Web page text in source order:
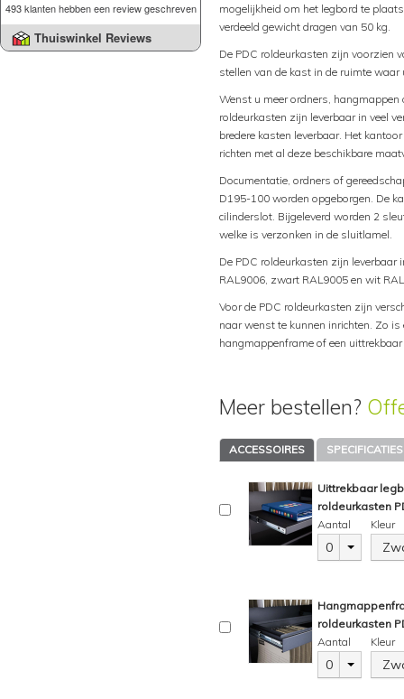
493 klanten hebben een review geschreven
Thuiswinkel Reviews
mogelijkheid om het legbord te
verdeeld gewicht dragen van 50 kg.
De PDC roldeurkasten zijn voorzien
stellen van de kast in de ruimte
Wenst u meer ordners, hangmappen
roldeurkasten zijn leverbaar in veel
bredere kasten leverbaar. Het
richten met al deze beschikbare
Documentatie, ordners of
D195-100 worden opgeborgen. De
cilinderslot. Bijgeleverd worden 2
welke is verzonken in de sluitlamel.
De PDC roldeurkasten zijn
RAL9006, zwart RAL9005 en wit
Voor de PDC roldeurkasten zijn
naar wenst te kunnen inrichten. Zo
hangmappenframe of een
Meer bestellen?
ACCESSOIRES SPECIFICATIES
Uittrekbaar
roldeurkasten
Aantal
0
Kleur
roldeurkasten
Aantal
0
Kleur